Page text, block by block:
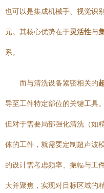
也可以是集成机械手、视觉识
元。其核心优势在于灵活性与
系。
而与清洗设备紧密相关的
导至工件特定部位的关键工具
但对于需要局部强化清洗（如
体的工件，就需要定制超声波
的设计需考虑频率、振幅与工
大并聚焦，实现对目标区域的